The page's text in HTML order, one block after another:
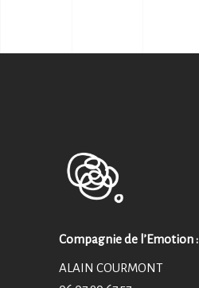
Compagnie de l’Emotion :
ALAIN COURMONT